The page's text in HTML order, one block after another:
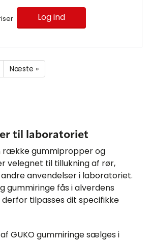
Log ind
Næste »
til laboratoriet
række gummipropper og
velegnet til tillukning af rør,
anvendelser i laboratoriet.
gummiringe fås i alverdens
tilpasses dit specifikke
GUKO gummiringe sælges i